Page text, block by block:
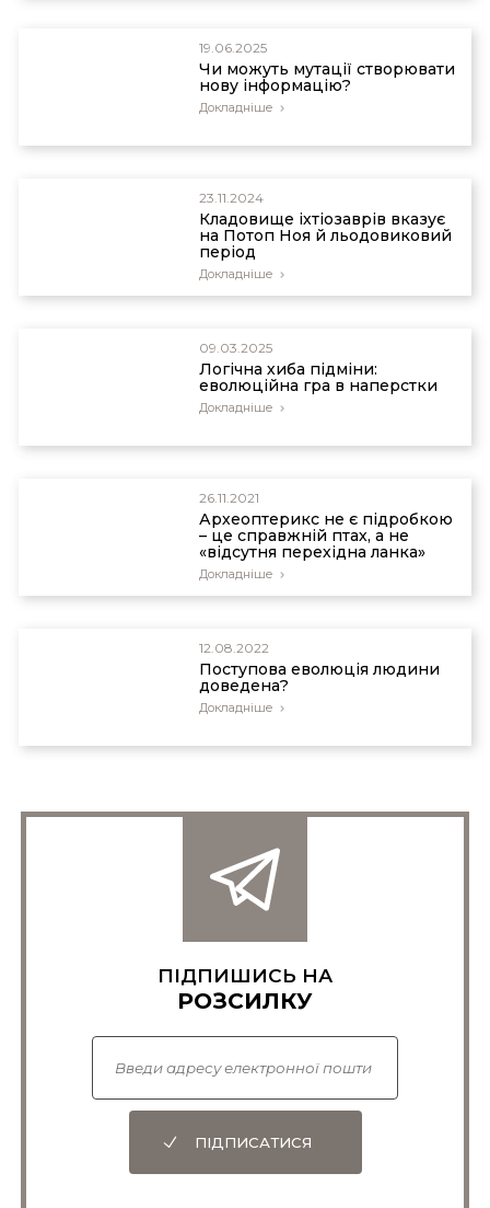
19.06.2025
Чи можуть мутації створювати
нову інформацію?
Докладніше
23.11.2024
Кладовище іхтіозаврів вказує
на Потоп Ноя й льодовиковий
період
Докладніше
09.03.2025
Логічна хиба підміни:
еволюційна гра в наперстки
Докладніше
26.11.2021
Археоптерикс не є підробкою
– це справжній птах, а не
«відсутня перехідна ланка»
Докладніше
12.08.2022
Поступова еволюція людини
доведена?
Докладніше
ПІДПИШИСЬ НА
РОЗСИЛКУ
ПІДПИСАТИСЯ